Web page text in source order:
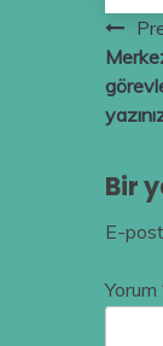
Bir
E-
Yorum